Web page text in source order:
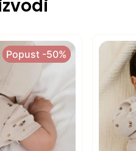
Popust -50%
Popust -50%